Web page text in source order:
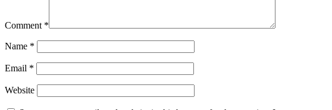
Comment *
Name *
Email *
Website